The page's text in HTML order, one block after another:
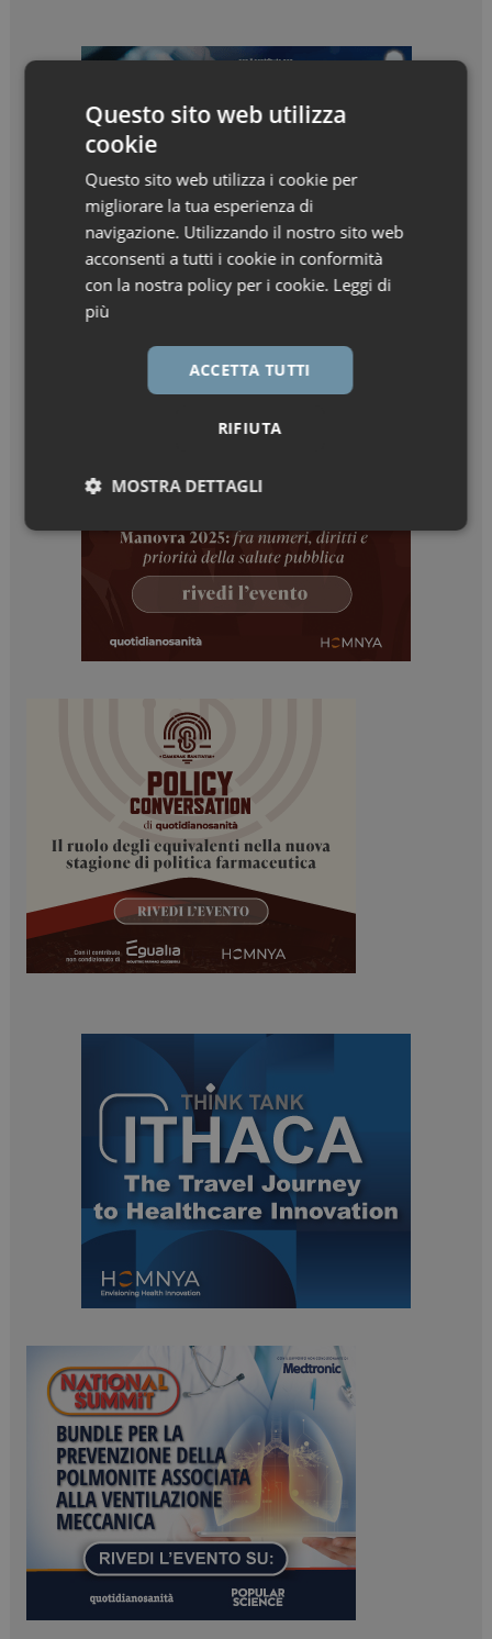
Questo sito web utilizza
cookie
Questo sito web utilizza i cookie per
migliorare la tua esperienza di
navigazione. Utilizzando il nostro sito web
acconsenti a tutti i cookie in conformità
con la nostra policy per i cookie. Leggi di
più
ACCETTA TUTTI
RIFIUTA
MOSTRA DETTAGLI
Necessari Marketing
I cookie necessari contribuiscono a rendere fruibile il
sito web abilitandone funzionalità di base quali la
navigazione sulle pagine e l'accesso alle aree
protette del sito. Il sito web non è in grado di
funzionare correttamente senza questi cookie.
_ga
Google LLC
ARRAffinitySameSite
Microsoft Corporation
.www.dailyhealthindustry.it